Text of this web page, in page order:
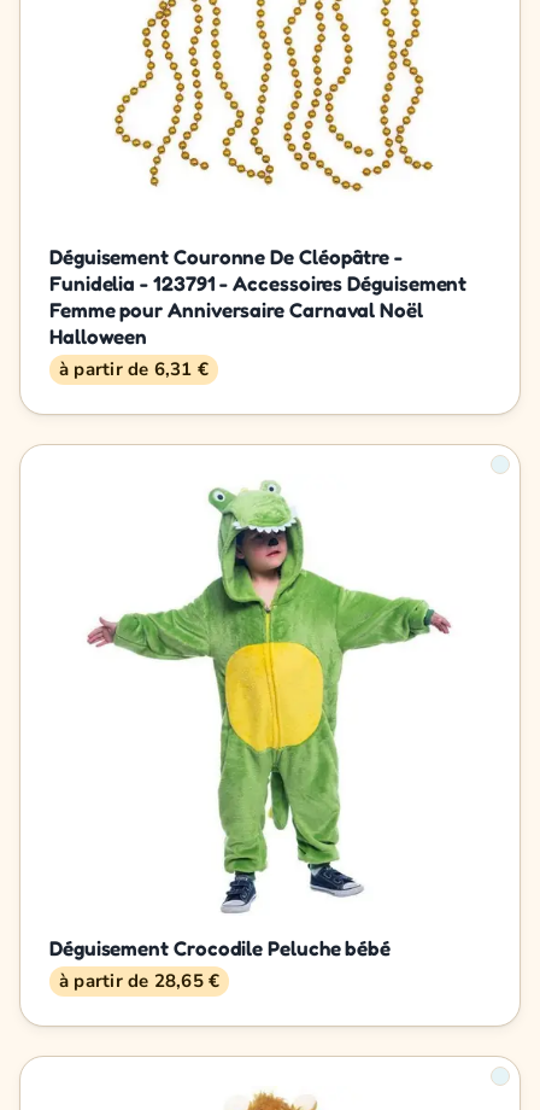
Déguisement Couronne De Cléopâtre -
Funidelia - 123791 - Accessoires Déguisement
Femme pour Anniversaire Carnaval Noël
Halloween
à partir de 6,31 €
Déguisement Crocodile Peluche bébé
à partir de 28,65 €